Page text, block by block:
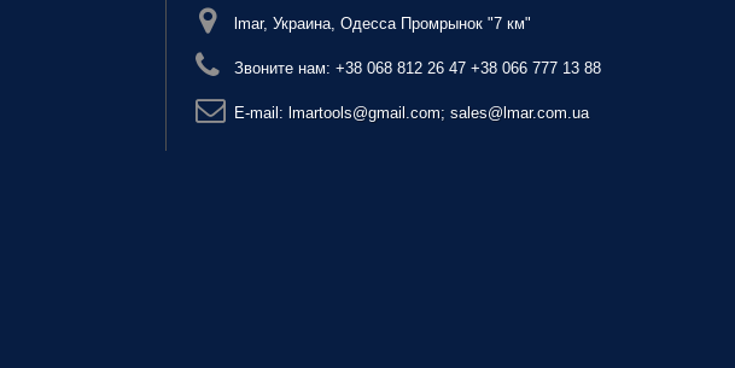
lmar, Украина, Одесса Промрынок "7 км"
Звоните нам: +38 068 812 26 47 +38 066 777 13 88
E-mail: lmartools@gmail.com; sales@lmar.com.ua